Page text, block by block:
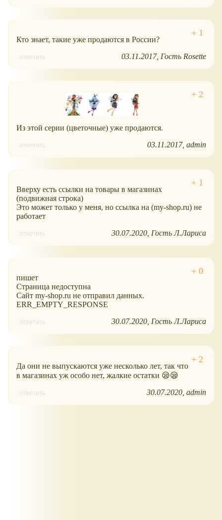
Кто знает, такие уже продаются в России?
ответить 03.11.2017 Гость Rosette
Из этой серии (цветочные) уже продаются.
ответить 03.11.2017 admin
Вверху есть ссылки на товары в магазинах
(подвижная строка)
Это может только у меня, но ссылка на (my-shop.ru) не
работает
ответить 30.07.2020 Гость Л.Лариса
пишет
Страница недоступна
Сайт my-shop.ru не отправил данных.
ERR_EMPTY_RESPONSE
ответить 30.07.2020 Гость Л.Лариса
Да они не выпускаются уже несколько лет, так что
в магазинах уж особо нет, жалкие остатки 😪😪
ответить 30.07.2020 admin